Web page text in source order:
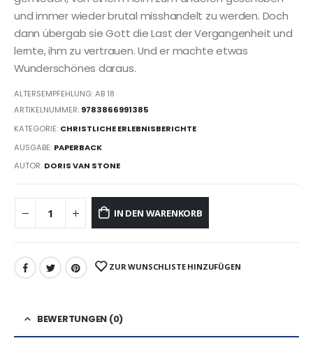
und immer wieder brutal misshandelt zu werden. Doch
dann übergab sie Gott die Last der Vergangenheit und
lernte, ihm zu vertrauen. Und er machte etwas
Wunderschönes daraus.
ALTERSEMPFEHLUNG: AB 18
ARTIKELNUMMER: 9783866991385
KATEGORIE: CHRISTLICHE ERLEBNISBERICHTE
AUSGABE: PAPERBACK
AUTOR: DORIS VAN STONE
IN DEN WARENKORB
ZUR WUNSCHLISTE HINZUFÜGEN
BEWERTUNGEN (0)